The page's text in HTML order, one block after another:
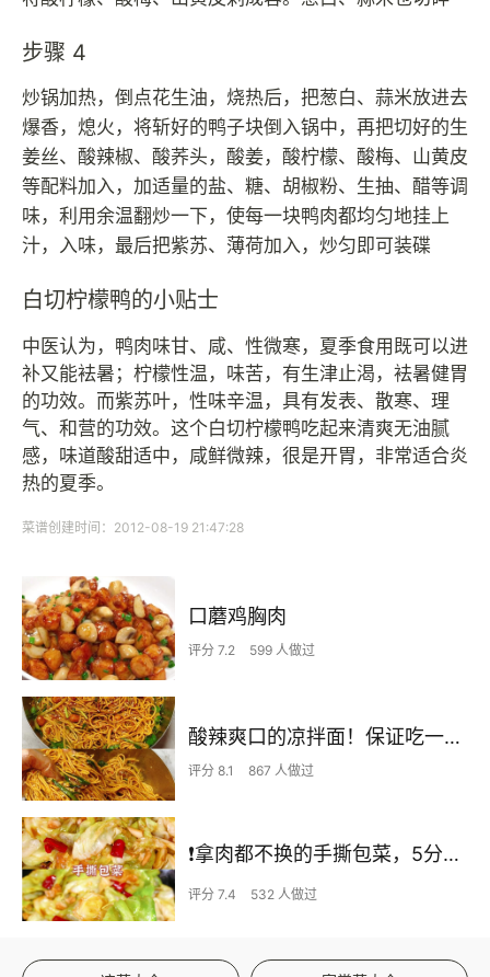
步骤 4
炒锅加热，倒点花生油，烧热后，把葱白、蒜米放进去
爆香，熄火，将斩好的鸭子块倒入锅中，再把切好的生
姜丝、酸辣椒、酸荞头，酸姜，酸柠檬、酸梅、山黄皮
等配料加入，加适量的盐、糖、胡椒粉、生抽、醋等调
味，利用余温翻炒一下，使每一块鸭肉都均匀地挂上
汁，入味，最后把紫苏、薄荷加入，炒匀即可装碟
白切柠檬鸭的小贴士
中医认为，鸭肉味甘、咸、性微寒，夏季食用既可以进
补又能袪暑；柠檬性温，味苦，有生津止渴，袪暑健胃
的功效。而紫苏叶，性味辛温，具有发表、散寒、理
气、和营的功效。这个白切柠檬鸭吃起来清爽无油腻
感，味道酸甜适中，咸鲜微辣，很是开胃，非常适合炎
热的夏季。
菜谱创建时间：2012-08-19 21:47:28
口蘑鸡胸肉
评分 7.2 599 人做过
酸辣爽口的凉拌面！保证吃一次就上瘾
评分 8.1 867 人做过
❗拿肉都不换的手撕包菜，5分钟快手家常菜🔥
评分 7.4 532 人做过